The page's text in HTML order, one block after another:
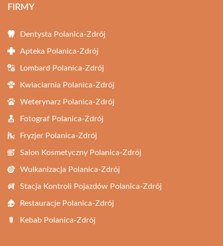
FIRMY
Dentysta Polanica-Zdrój
Apteka Polanica-Zdrój
Lombard Polanica-Zdrój
Kwiaciarnia Polanica-Zdrój
Weterynarz Polanica-Zdrój
Fotograf Polanica-Zdrój
Fryzjer Polanica-Zdrój
Salon Kosmetyczny Polanica-Zdrój
Wulkanizacja Polanica-Zdrój
Stacja Kontroli Pojazdów Polanica-Zdrój
Restauracje Polanica-Zdrój
Kebab Polanica-Zdrój